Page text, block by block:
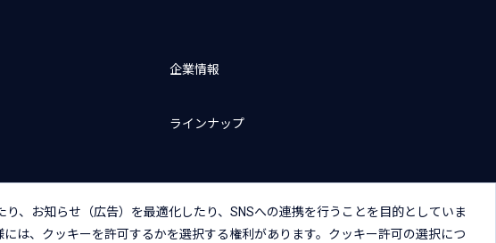
企業情報
ラインナップ
、お知らせ（広告）を最適化したり、SNSへの連携を行うことを目的としていま
は、クッキーを許可するかを選択する権利があります。クッキー許可の選択につ